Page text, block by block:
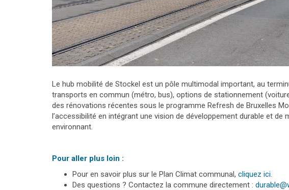
Le hub mobilité de Stockel est un pôle multimodal important, au
transports en commun (métro, bus), options de stationnement
des rénovations récentes sous le programme Refresh de Bruxelles
l’accessibilité en intégrant une vision de développement durable et de
environnant.
Pour aller plus loin :
Pour en savoir plus sur le Plan Climat communal, cliquez ici.
Des questions ? Contactez la commune directement :